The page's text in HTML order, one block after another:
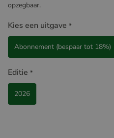
opzegbaar.
Kies een uitgave *
Abonnement (bespaar tot 18%)
Editie *
2026